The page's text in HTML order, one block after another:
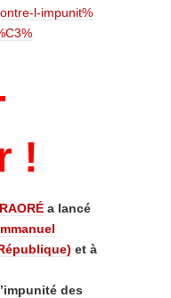
l-impunit%
!
a lancé
et à
des